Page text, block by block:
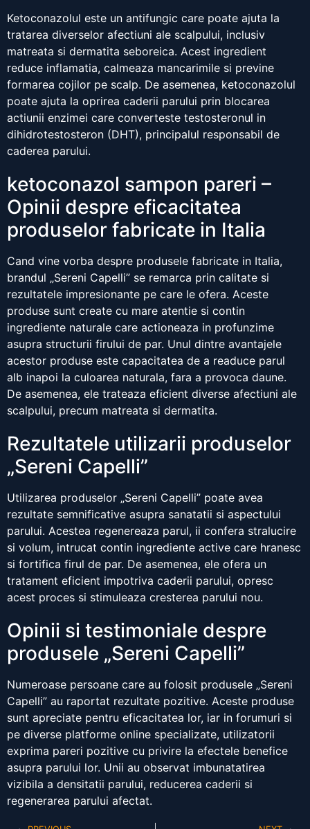
Ketoconazolul este un antifungic care poate ajuta la
tratarea diverselor afectiuni ale scalpului, inclusiv
matreata si dermatita seboreica. Acest ingredient
reduce inflamatia, calmeaza mancarimile si previne
formarea cojilor pe scalp. De asemenea, ketoconazolul
poate ajuta la oprirea caderii parului prin blocarea
actiunii enzimei care converteste testosteronul in
dihidrotestosteron (DHT), principalul responsabil de
caderea parului.
ketoconazol sampon pareri –
Opinii despre eficacitatea
produselor fabricate in Italia
Cand vine vorba despre produsele fabricate in Italia,
brandul „Sereni Capelli” se remarca prin calitate si
rezultatele impresionante pe care le ofera. Aceste
produse sunt create cu mare atentie si contin
ingrediente naturale care actioneaza in profunzime
asupra structurii firului de par. Unul dintre avantajele
acestor produse este capacitatea de a readuce parul
alb inapoi la culoarea naturala, fara a provoca daune.
De asemenea, ele trateaza eficient diverse afectiuni ale
scalpului, precum matreata si dermatita.
Rezultatele utilizarii produselor
„Sereni Capelli”
Utilizarea produselor „Sereni Capelli” poate avea
rezultate semnificative asupra sanatatii si aspectului
parului. Acestea regenereaza parul, ii confera stralucire
si volum, intrucat contin ingrediente active care hranesc
si fortifica firul de par. De asemenea, ele ofera un
tratament eficient impotriva caderii parului, opresc
acest proces si stimuleaza cresterea parului nou.
Opinii si testimoniale despre
produsele „Sereni Capelli”
Numeroase persoane care au folosit produsele „Sereni
Capelli” au raportat rezultate pozitive. Aceste produse
sunt apreciate pentru eficacitatea lor, iar in forumuri si
pe diverse platforme online specializate, utilizatorii
exprima pareri pozitive cu privire la efectele benefice
asupra parului lor. Unii au observat imbunatatirea
vizibila a densitatii parului, reducerea caderii si
regenerarea parului afectat.